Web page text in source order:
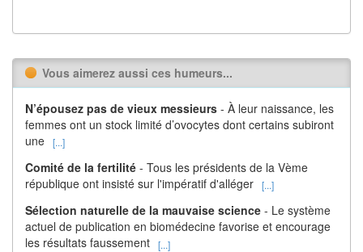
Vous aimerez aussi ces humeurs...
N’épousez pas de vieux messieurs - À leur naissance, les
femmes ont un stock limité d’ovocytes dont certains subiront
une [...]
Comité de la fertilité - Tous les présidents de la Vème
république ont insisté sur l'impératif d'alléger [...]
Sélection naturelle de la mauvaise science - Le système
actuel de publication en biomédecine favorise et encourage
les résultats faussement [...]